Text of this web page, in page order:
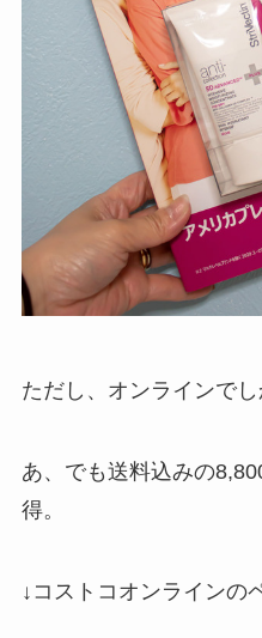
ただし、オンラインで
あ、でも送料込みの
得。
↓コストコオンラインの